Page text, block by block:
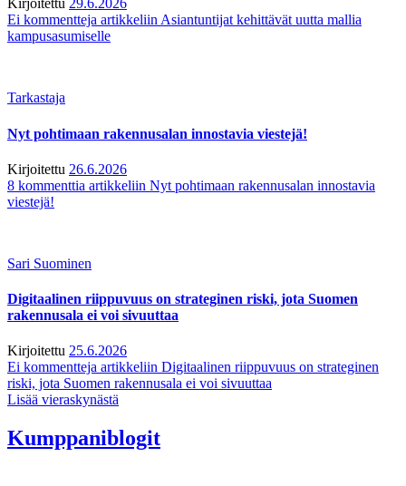
Kirjoitettu 29.6.2026
Ei kommentteja artikkeliin Asiantuntijat kehittävät uutta mallia
kampusasumiselle
Tarkastaja
Nyt pohtimaan rakennusalan innostavia viestejä!
Kirjoitettu 26.6.2026
8 kommenttia artikkeliin Nyt pohtimaan rakennusalan innostavia
viestejä!
Sari Suominen
Digitaalinen riippuvuus on strateginen riski, jota Suomen
rakennusala ei voi sivuuttaa
Kirjoitettu 25.6.2026
Ei kommentteja artikkeliin Digitaalinen riippuvuus on strateginen
riski, jota Suomen rakennusala ei voi sivuuttaa
Lisää vieraskynästä
Kumppaniblogit